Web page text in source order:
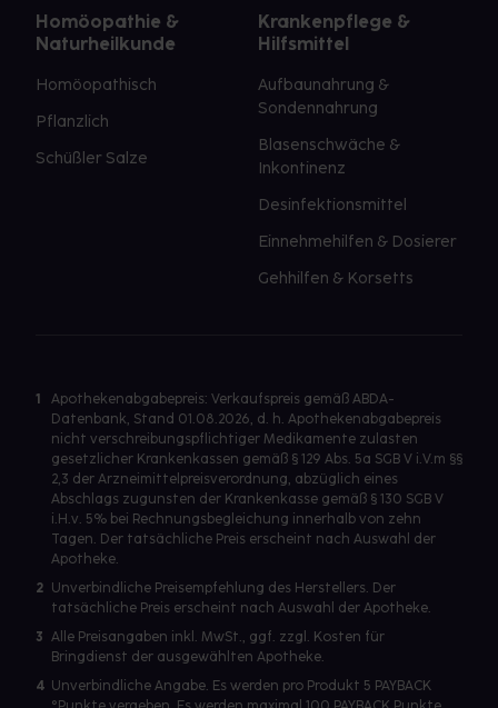
Homöopathie &
Naturheilkunde
Homöopathisch
Pflanzlich
Schüßler Salze
Krankenpflege &
Hilfsmittel
Aufbaunahrung &
Sondennahrung
Blasenschwäche &
Inkontinenz
Desinfektionsmittel
Einnehmehilfen & Dosierer
Gehhilfen & Korsetts
1
Apothekenabgabepreis: Verkaufspreis gemäß ABDA-
Datenbank, Stand 01.08.2026, d. h. Apothekenabgabepreis
nicht verschreibungspflichtiger Medikamente zulasten
gesetzlicher Krankenkassen gemäß § 129 Abs. 5a SGB V i.V.m §§
2,3 der Arzneimittelpreisverordnung, abzüglich eines
Abschlags zugunsten der Krankenkasse gemäß § 130 SGB V
i.H.v. 5% bei Rechnungsbegleichung innerhalb von zehn
Tagen. Der tatsächliche Preis erscheint nach Auswahl der
Apotheke.
2 Unverbindliche Preisempfehlung des Herstellers. Der
tatsächliche Preis erscheint nach Auswahl der Apotheke.
3 Alle Preisangaben inkl. MwSt., ggf. zzgl. Kosten für
Bringdienst der ausgewählten Apotheke.
4 Unverbindliche Angabe. Es werden pro Produkt 5 PAYBACK